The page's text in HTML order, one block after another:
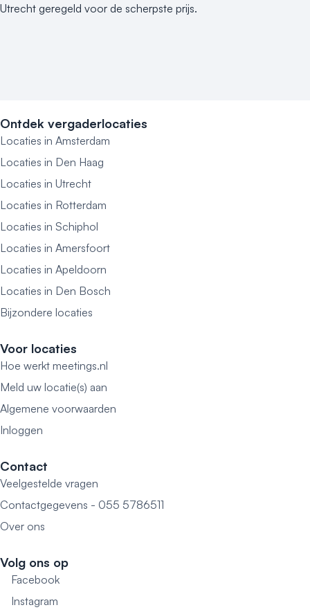
Utrecht geregeld voor de scherpste prijs.
Ontdek vergaderlocaties
Locaties in Amsterdam
Locaties in Den Haag
Locaties in Utrecht
Locaties in Rotterdam
Locaties in Schiphol
Locaties in Amersfoort
Locaties in Apeldoorn
Locaties in Den Bosch
Bijzondere locaties
Voor locaties
Hoe werkt meetings.nl
Meld uw locatie(s) aan
Algemene voorwaarden
Inloggen
Contact
Veelgestelde vragen
Contactgegevens - 055 5786511
Over ons
Volg ons op
Facebook
Instagram